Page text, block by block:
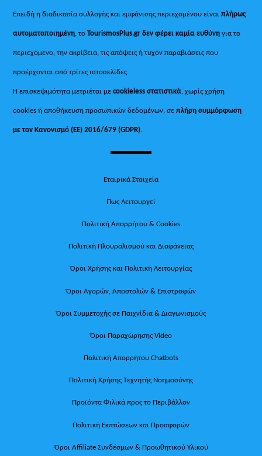
Επειδή η διαδικασία συλλογής και εμφάνισης περιεχομένου είναιπλήρως
αυτοματοποιημένη, τοTourismosPlus.gr δεν φέρει καμία ευθύνη για το
περιεχόμενο, την ακρίβεια, τις απόψεις ή τυχόν παραβιάσεις που
προέρχονται από τρίτες ιστοσελίδες.
Η επισκεψιμότητα μετριέται μεcookieless στατιστικά, χωρίς χρήση
cookies ή αποθήκευση προσωπικών δεδομένων, σεπλήρη συμμόρφωση
με τον Κανονισμό (ΕΕ) 2016/679 (GDPR).
Εταιρικά Στοιχεία
Πως Λειτουργεί
Πολιτική Απορρήτου & Cookies
Πολιτική Πλουραλισμού και Διαφάνειας
Όροι Χρήσης και Πολιτική Λειτουργίας
Όροι Αγορών, Αποστολών & Επιστροφών
Όροι Συμμετοχής σε Παιχνίδια & Διαγωνισμούς
Όροι Παραχώρησης Video
Πολιτική Απορρήτου Chatbots
Πολιτική Χρήσης Τεχνητής Νοημοσύνης
Προϊόντα Φιλικά προς το Περιβάλλον
Πολιτική Εκπτώσεων και Προσφορών
Όροι Affiliate Συνδέσμων & Προωθητικού Υλικού